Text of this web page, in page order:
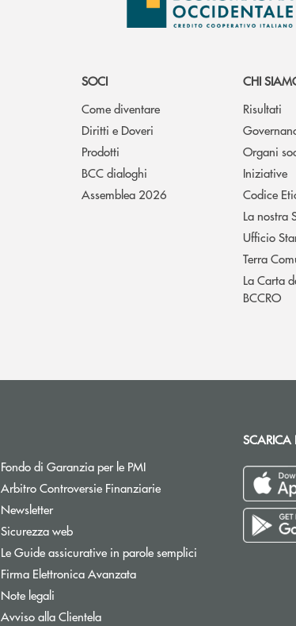
SOCI
Come diventare
Diritti e Doveri
Prodotti
BCC dialoghi
Assemblea 2026
CHI
Risultati
Organi
Iniziative
Codice
La nostra
Ufficio
Terra
La Carta
BCCRO
Fondo di Garanzia per le PMIApre una nuova finestra
Arbitro Controversie FinanziarieApre una nuova finestra
NewsletterApre una nuova finestra
Sicurezza web
Le Guide assicurative in parole semplici
Firma Elettronica Avanzata
Note legali
Avviso alla Clientela
SCARICA